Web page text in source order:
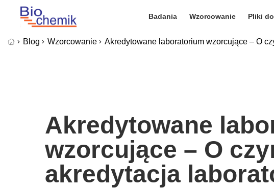
Badania Wzorcowanie Pliki
Blog Wzorcowanie Akredytowane laboratorium wzorcujące – O
Akredytowane
wzorcujące – O
akredytacja